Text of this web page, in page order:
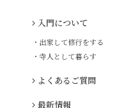
入門について
・出家して修行をする
・寺人として暮らす
よくあるご質問
最新情報